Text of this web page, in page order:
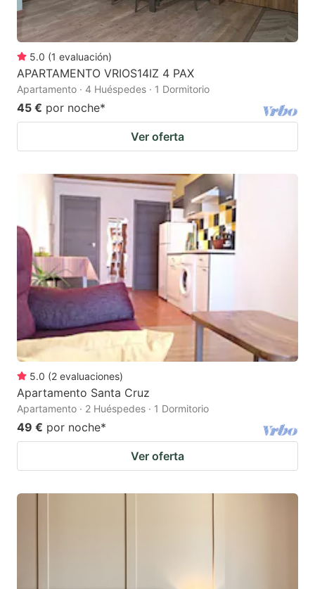
5.0 (1 evaluación)
APARTAMENTO VRIOS14IZ 4 PAX
Apartamento · 4 Huéspedes · 1 Dormitorio
45 € por noche*
Ver oferta
5.0 (2 evaluaciones)
Apartamento Santa Cruz
Apartamento · 2 Huéspedes · 1 Dormitorio
49 € por noche*
Ver oferta